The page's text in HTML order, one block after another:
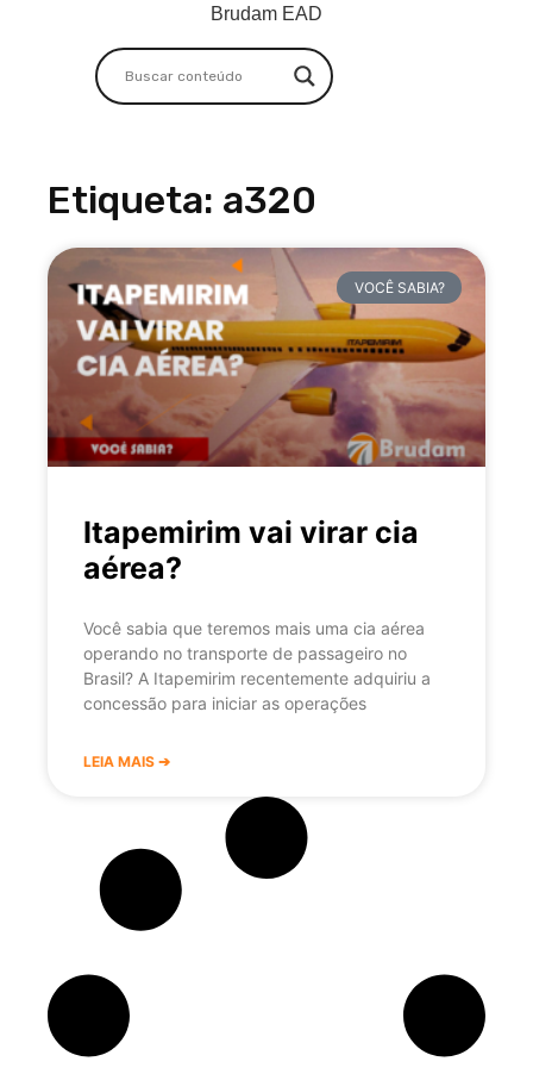
Brudam EAD
Etiqueta: a320
VOCÊ SABIA?
Itapemirim vai virar cia
aérea?
Você sabia que teremos mais uma cia aérea
operando no transporte de passageiro no
Brasil? A Itapemirim recentemente adquiriu a
concessão para iniciar as operações
LEIA MAIS ➔